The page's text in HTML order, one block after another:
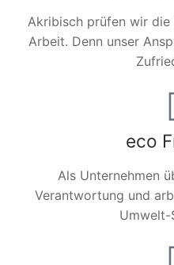
Akribisch prüfen wir die
Arbeit. Denn unser
eco
Als Unternehmen
Verantwortung und
Umwelt-